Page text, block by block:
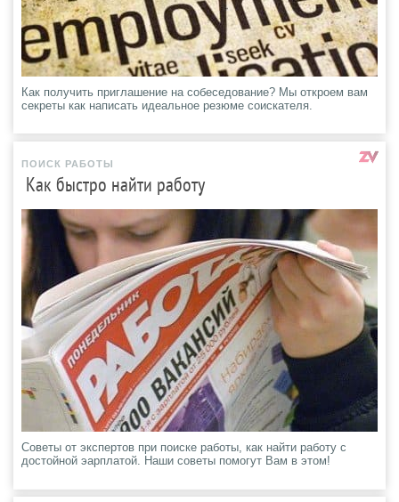
Как получить приглашение на собеседование? Мы откроем вам
секреты как написать идеальное резюме соискателя.
ПОИСК РАБОТЫ
Как быстро найти работу
Советы от экспертов при поиске работы, как найти работу с
достойной эарплатой. Наши советы помогут Вам в этом!